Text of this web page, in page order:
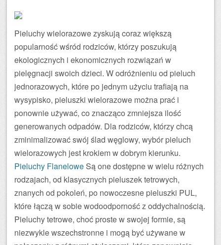
Pieluchy wielorazowe zyskują coraz większą
popularność wśród rodziców, którzy poszukują
ekologicznych i ekonomicznych rozwiązań w
pielęgnacji swoich dzieci. W odróżnieniu od pieluch
jednorazowych, które po jednym użyciu trafiają na
wysypisko, pieluszki wielorazowe można prać i
ponownie używać, co znacząco zmniejsza ilość
generowanych odpadów. Dla rodziców, którzy chcą
zminimalizować swój ślad węglowy, wybór pieluch
wielorazowych jest krokiem w dobrym kierunku.
Pieluchy Flanelowe Są one dostępne w wielu różnych
rodzajach, od klasycznych pieluszek tetrowych,
znanych od pokoleń, po nowoczesne pieluszki PUL,
które łączą w sobie wodoodporność z oddychalnością.
Pieluchy tetrowe, choć proste w swojej formie, są
niezwykle wszechstronne i mogą być używane w